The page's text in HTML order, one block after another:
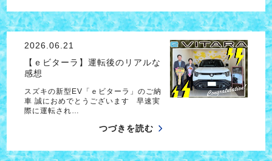
2026.06.21
【ｅビターラ】運転後のリアルな
感想
スズキの新型EV「ｅビターラ」のご納
車 誠におめでとうございます 早速実
際に運転され…
つづきを読む